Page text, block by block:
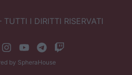
I DIRITTI RISERVATI
by SpheraHouse